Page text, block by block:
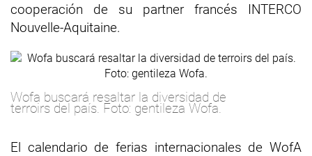
cooperación de su partner francés INTERCO
Nouvelle-Aquitaine.
Wofa buscará resaltar la diversidad de
terroirs del país. Foto: gentileza Wofa.
El calendario de ferias internacionales de WofA